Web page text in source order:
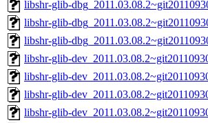
libshr-glib-
libshr-glib-
libshr-glib-
libshr-glib-
libshr-glib-
libshr-glib-
libshr-glib-